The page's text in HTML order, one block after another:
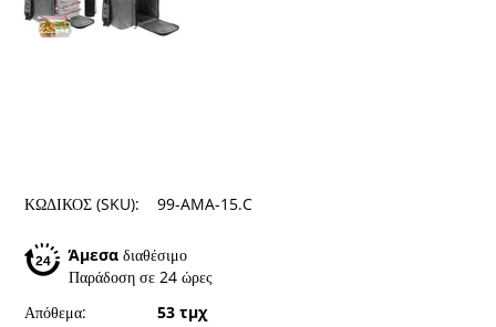
ΚΩΔΙΚΟΣ (SKU): 99-AMA-15.C
Άμεσα διαθέσιμο
Παράδοση σε 24 ώρες
Απόθεμα:
53 τμχ